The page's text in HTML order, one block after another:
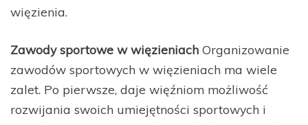
więzienia.
Zawody sportowe w więzieniach Organizowanie
zawodów sportowych w więzieniach ma wiele
zalet. Po pierwsze, daje więźniom możliwość
rozwijania swoich umiejętności sportowych i